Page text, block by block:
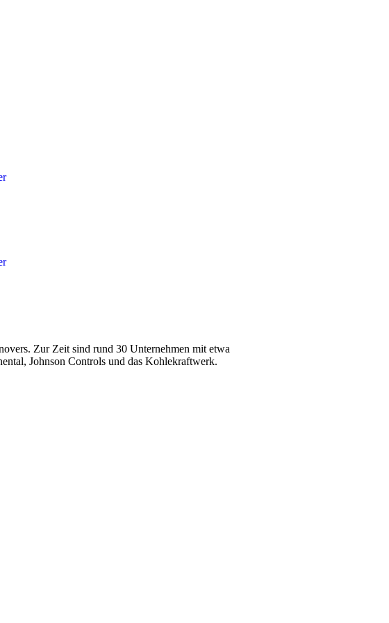
Zur Zeit sind rund 30 Unternehmen mit etwa
Johnson Controls und das Kohlekraftwerk.